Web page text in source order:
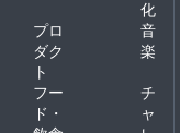
化
プロ
ダク
ト
音
楽
フー
ド・
チ
ャ